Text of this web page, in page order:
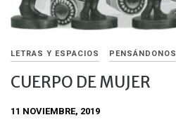
LETRAS Y ESPACIOS PENSÁNDONOS
CUERPO DE MUJER
11 NOVIEMBRE, 2019